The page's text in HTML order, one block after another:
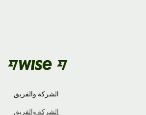
الشركة والفريق
الشركة والفريق